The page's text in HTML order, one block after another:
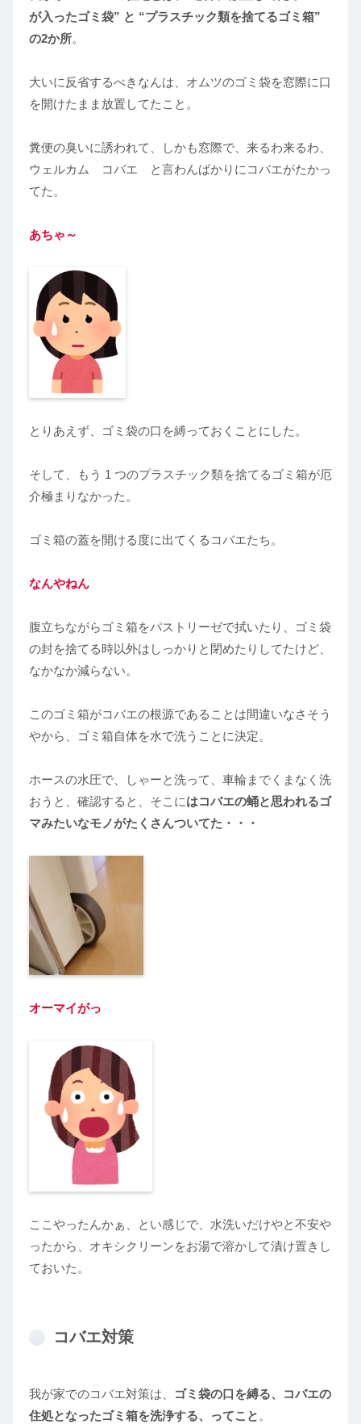
が入ったゴミ袋” と “プラスチック類を捨てるゴミ箱”
の2か所。
大いに反省するべきなんは、オムツのゴミ袋を窓際に口
を開けたまま放置してたこと。
糞便の臭いに誘われて、しかも窓際で、来るわ来るわ、
ウェルカム コバエ と言わんばかりにコバエがたかっ
てた。
あちゃ～
とりあえず、ゴミ袋の口を縛っておくことにした。
そして、もう 1 つのプラスチック類を捨てるゴミ箱が厄
介極まりなかった。
ゴミ箱の蓋を開ける度に出てくるコバエたち。
なんやねん
腹立ちながらゴミ箱をパストリーゼで拭いたり、ゴミ袋
の封を捨てる時以外はしっかりと閉めたりしてたけど、
なかなか減らない。
このゴミ箱がコバエの根源であることは間違いなさそう
やから、ゴミ箱自体を水で洗うことに決定。
ホースの水圧で、しゃーと洗って、車輪までくまなく洗
おうと、確認すると、そこにはコバエの蛹と思われるゴ
マみたいなモノがたくさんついてた・・・
オーマイがっ
ここやったんかぁ、とい感じで、水洗いだけやと不安や
ったから、オキシクリーンをお湯で溶かして漬け置きし
ておいた。
コバエ対策
我が家でのコバエ対策は、
ゴミ袋の口を縛る、コバエの
住処となったゴミ箱を洗浄する、ってこと 。